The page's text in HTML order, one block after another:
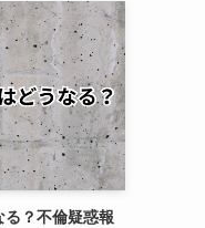
る？不倫疑惑報